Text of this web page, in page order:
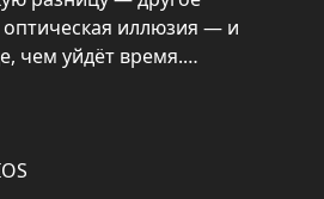
иллюзия — и
чем уйдёт время.
внимательность и
котята, пёсики,